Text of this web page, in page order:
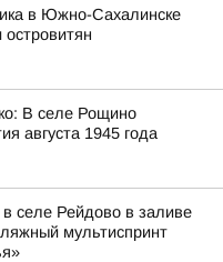
в Южно-Сахалинске
В селе Рощино
августа 1945 года
селе Рейдово в заливе
мультиспринт